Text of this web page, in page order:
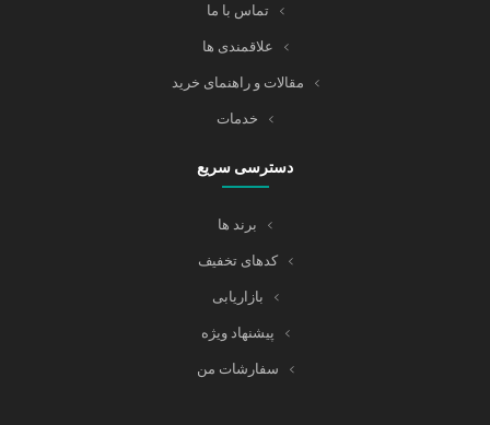
تماس با ما
علاقمندی ها
مقالات و راهنمای خرید
خدمات
دسترسی سریع
برند ها
کدهای تخفیف
بازاریابی
پیشنهاد ویژه
سفارشات من